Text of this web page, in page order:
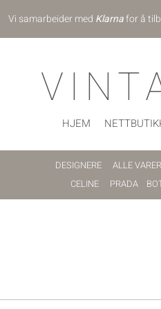
Vi samarbeider med Klarnafor å
HJEM
DESIGNERE ALLE VARER
CELINE
PRADA